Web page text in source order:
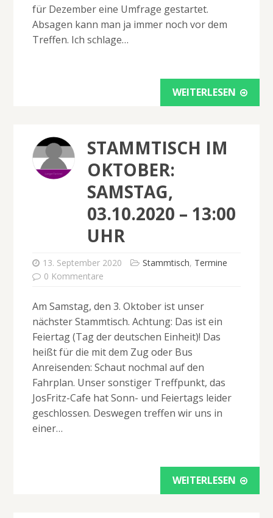
für Dezember eine Umfrage gestartet.
Absagen kann man ja immer noch vor dem
Treffen. Ich schlage…
WEITERLESEN
STAMMTISCH IM
OKTOBER:
SAMSTAG,
03.10.2020 – 13:00
UHR
13. September 2020 Stammtisch, Termine
0 Kommentare
Am Samstag, den 3. Oktober ist unser
nächster Stammtisch. Achtung: Das ist ein
Feiertag (Tag der deutschen Einheit)! Das
heißt für die mit dem Zug oder Bus
Anreisenden: Schaut nochmal auf den
Fahrplan. Unser sonstiger Treffpunkt, das
JosFritz-Cafe hat Sonn- und Feiertags leider
geschlossen. Deswegen treffen wir uns in
einer…
WEITERLESEN